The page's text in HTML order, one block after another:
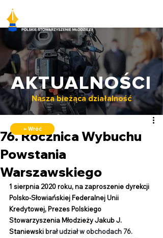
AKTUALNOŚCI
Nasza bieżąca działalność
76. Rocznica Wybuchu
Powstania
Warszawskiego
1 sierpnia 2020 roku, na zaproszenie dyrekcji
Polsko-Słowiańskiej Federalnej Unii
Kredytowej, Prezes Polskiego
Stowarzyszenia Młodzieży Jakub J.
Staniewski brał udział w obchodach 76.
← Wróć